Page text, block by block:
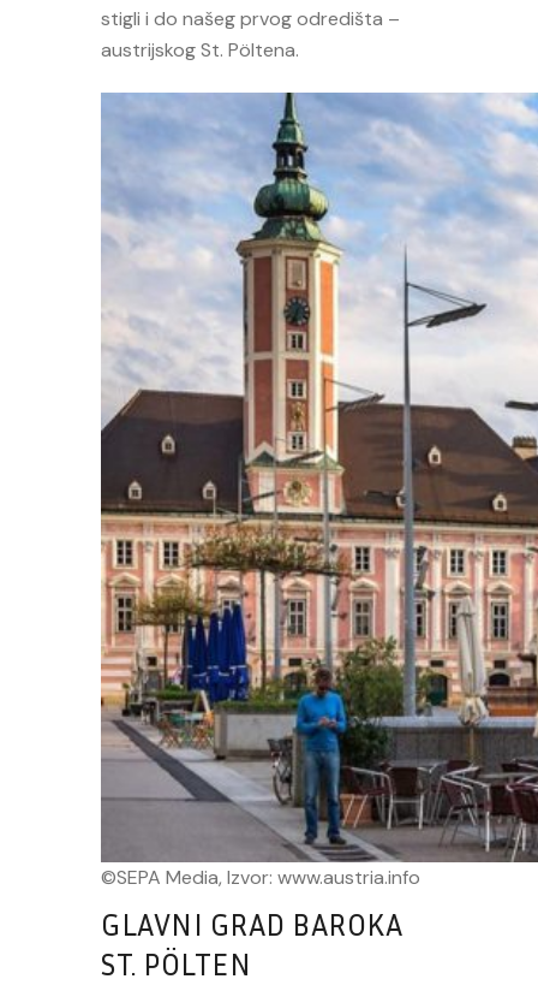
stigli i do našeg prvog odredišta –
austrijskog St. Pöltena.
©SEPA Media, Izvor: www.austria.info
GLAVNI GRAD BAROKA
ST. PÖLTEN